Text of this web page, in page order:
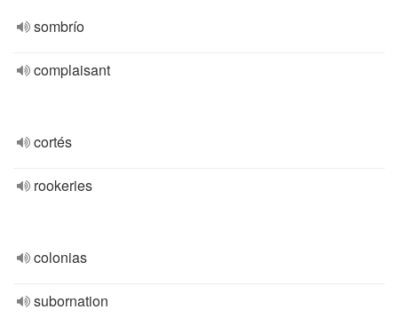
sombrío
complaisant
cortés
rookeries
colonias
subornation